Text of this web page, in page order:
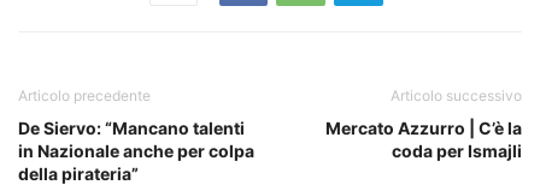
Articolo precedente
De Siervo: “Mancano talenti
in Nazionale anche per colpa
della pirateria”
Articolo successivo
Mercato Azzurro | C’è la
coda per Ismajli